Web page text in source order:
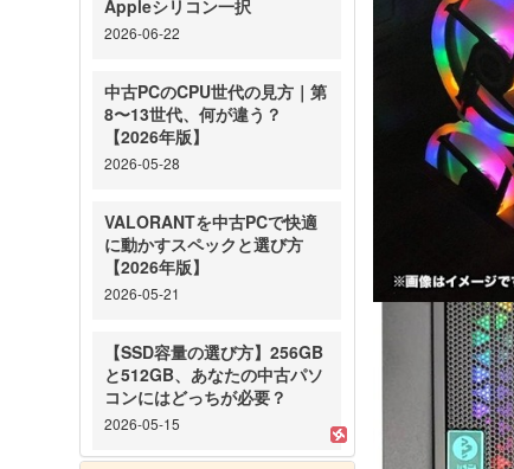
Appleシリコン一択
2026-06-22
中古PCのCPU世代の見方｜第
8〜13世代、何が違う？
【2026年版】
2026-05-28
VALORANTを中古PCで快適
に動かすスペックと選び方
【2026年版】
2026-05-21
【SSD容量の選び方】256GB
と512GB、あなたの中古パソ
コンにはどっちが必要？
2026-05-15